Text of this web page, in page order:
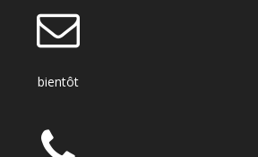
bientôt